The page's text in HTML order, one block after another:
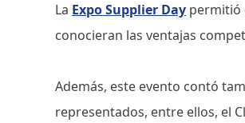
La Expo Supplier Day permitió
conocieran las ventajas
Además, este evento contó
representados, entre ellos, el